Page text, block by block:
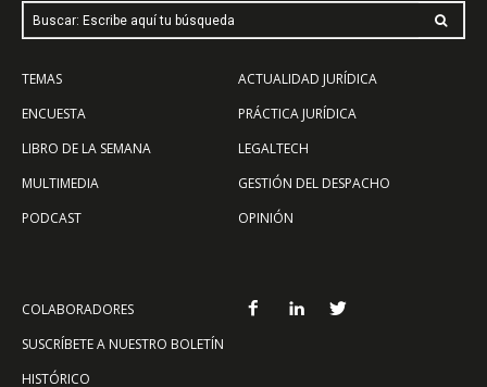
Buscar: Escribe aquí tu búsqueda
TEMAS
ENCUESTA
LIBRO DE LA SEMANA
MULTIMEDIA
PODCAST
ACTUALIDAD JURÍDICA
PRÁCTICA JURÍDICA
LEGALTECH
GESTIÓN DEL DESPACHO
OPINIÓN
COLABORADORES
SUSCRÍBETE A NUESTRO BOLETÍN
HISTÓRICO